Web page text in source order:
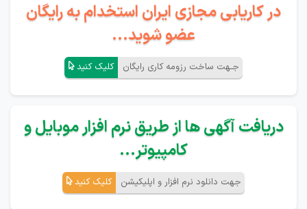
در کاریابی مجازی ایران استخدام به رایگان
عضو شوید...
جـهت ساخت رزومه کاری رایگان کلیک کنید
دریافت آگهی ها از طریق نرم افزار موبایل و
کامپیوتر...
جهت دانلود نرم افزار و اپلیکیشن کلیک کنید